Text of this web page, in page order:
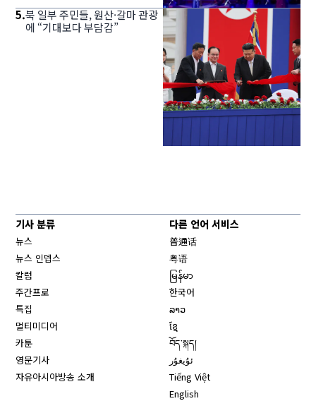
5.북 일부 주민들, 원산·갈마 관광
에 “기대보다 부담감”
기사 분류
뉴스
뉴스 인뎁스
칼럼
주간프로
특집
멀티미디어
카툰
영문기사
자유아시아방송 소개
다른 언어 서비스
普通话
粤语
မြန်မာ
한국어
ລາວ
ខ្មែ
བོད་སྐད།
ئۇيغۇر
Tiếng Việt
English